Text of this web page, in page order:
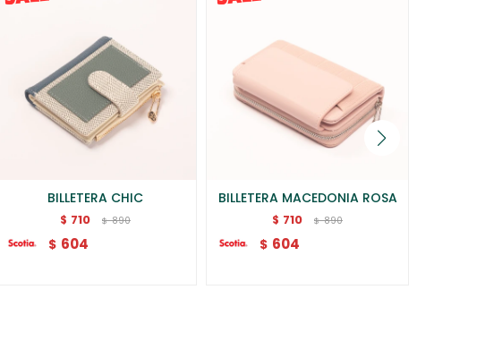
BILLETERA CHIC
$ 710 $ 890
$ 604
BILLETERA MACEDONIA ROSA
$ 710 $ 890
$ 604